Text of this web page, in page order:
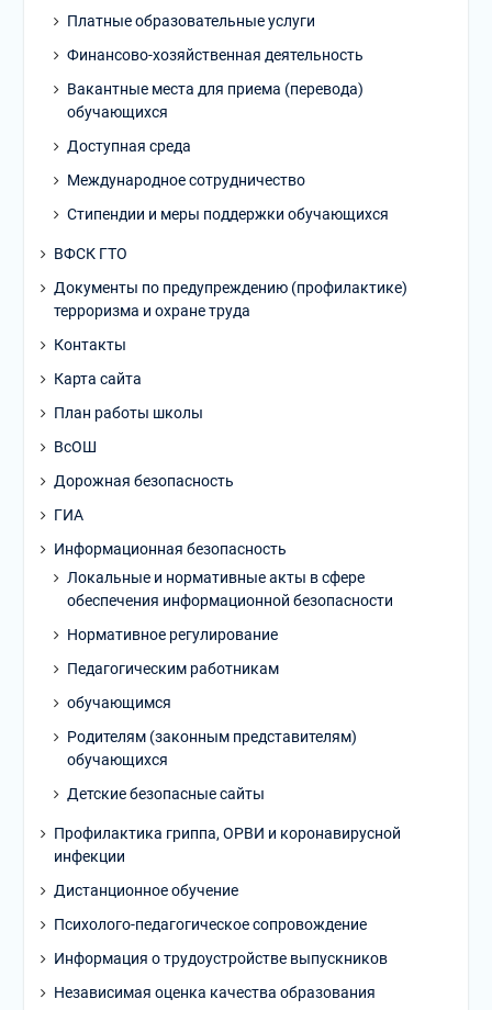
Платные образовательные услуги
Финансово-хозяйственная деятельность
Вакантные места для приема (перевода)
обучающихся
Доступная среда
Международное сотрудничество
Стипендии и меры поддержки обучающихся
ВФСК ГТО
Документы по предупреждению (профилактике)
терроризма и охране труда
Контакты
Карта сайта
План работы школы
ВсОШ
Дорожная безопасность
ГИА
Информационная безопасность
Локальные и нормативные акты в сфере
обеспечения информационной безопасности
Нормативное регулирование
Педагогическим работникам
обучающимся
Родителям (законным представителям)
обучающихся
Детские безопасные сайты
Профилактика гриппа, ОРВИ и коронавирусной
инфекции
Дистанционное обучение
Психолого-педагогическое сопровождение
Информация о трудоустройстве выпускников
Независимая оценка качества образования